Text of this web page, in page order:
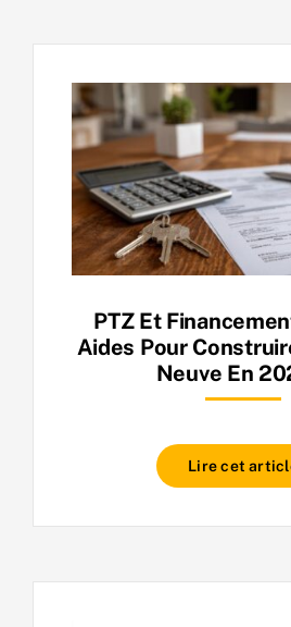
PTZ Et
Aides Pour
Neuve En
Lire cet